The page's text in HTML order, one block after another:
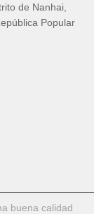
de Nanhai,
Popular
buena calidad